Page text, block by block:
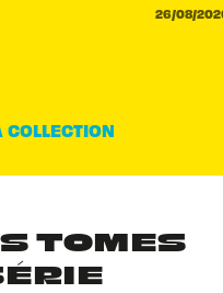
26/08/
TOMES